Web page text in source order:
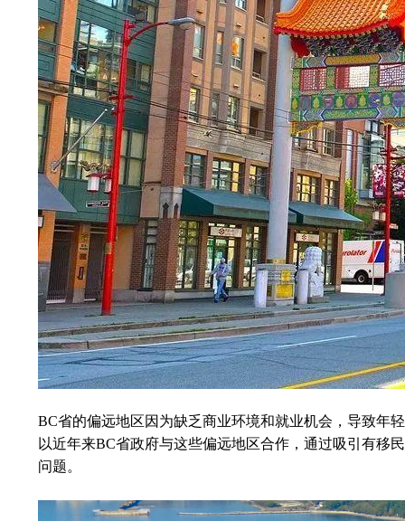
BC省的偏远地区因为缺乏商业环境和就业机会，导致年
以近年来BC省政府与这些偏远地区合作，通过吸引有移
问题。